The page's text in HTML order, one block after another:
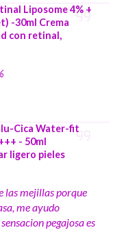
Liposome 4% +
-30ml Crema
con retinal,
Cica Water-fit
- 50ml
ligero pieles
las mejillas porque
me ayudo
pegajosa es